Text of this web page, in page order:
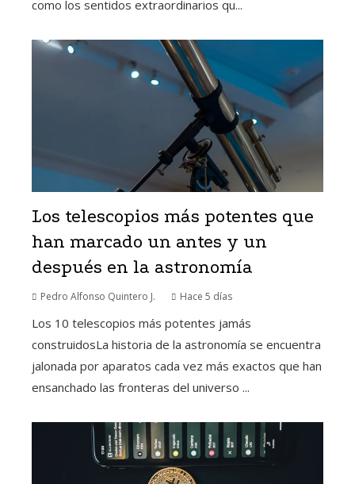
como los sentidos extraordinarios qu...
Los telescopios más potentes que
han marcado un antes y un
después en la astronomía
Pedro Alfonso Quintero J. Hace 5 días
Los 10 telescopios más potentes jamás
construidosLa historia de la astronomía se encuentra
jalonada por aparatos cada vez más exactos que han
ensanchado las fronteras del universo ...